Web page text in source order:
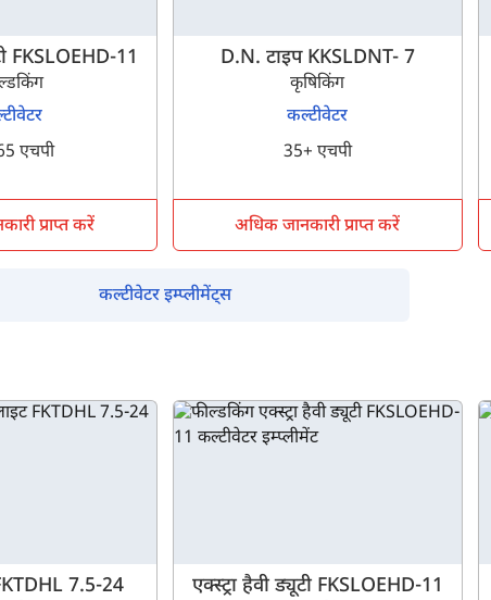
FKSLOEHD-11
एचपी
प्राप्त करें
D.N. टाइप KKSLDNT- 7
कृषिकिंग
कल्टीवेटर
35+ एचपी
अधिक जानकारी प्राप्त करें
कल्टीवेटर इम्प्लीमेंट्स
7.5-24 एक्स्ट्रा हैवी ड्यूटी FKSLOEHD-11
क्या आप बिना फॉर्म भरे जाना चाहते हैं?
इसे पूरा करने में 30 सेकंड से भी कम समय लगेगा।
आपकी जानकारी हमारे पास सुरक्षित है।